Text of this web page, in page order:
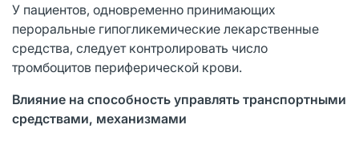
У пациентов, одновременно принимающих
пероральные гипогликемические лекарственные
средства, следует контролировать число
тромбоцитов периферической крови.
Влияние на способность управлять транспортными
средствами, механизмами